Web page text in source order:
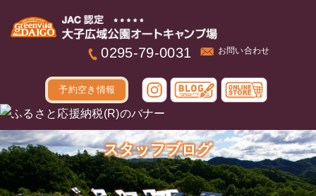
0295-79-0031 お問い合わせ
予約空き情報
スタッフブログ